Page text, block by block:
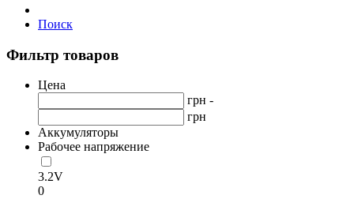
Поиск
Фильтр товаров
Цена
грн -
грн
Аккумуляторы
Рабочее напряжение
3.2V
0